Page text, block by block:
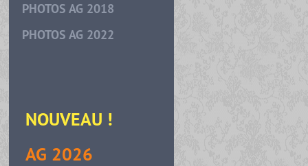
PHOTOS AG 2018
PHOTOS AG 2022
NOUVEAU !
AG 2026